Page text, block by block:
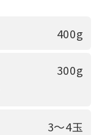
400g
300g
3～4玉